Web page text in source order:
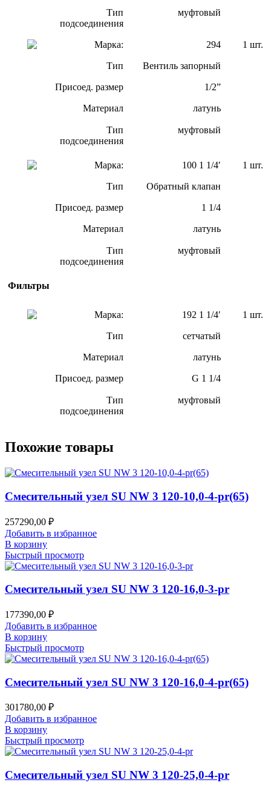
Тип
подсоединения
муфтовый
Марка: 294 1 шт.
Тип Вентиль запорный
Присоед. размер 1/2”
Материал латунь
Тип
подсоединения
муфтовый
Марка: 100 1 1/4′ 1 шт.
Тип Обратный клапан
Присоед. размер 1 1/4
Материал латунь
Тип
подсоединения
муфтовый
Фильтры
Марка: 192 1 1/4′ 1 шт.
Тип сетчатый
Материал латунь
Присоед. размер G 1 1/4
Тип
подсоединения
муфтовый
Похожие товары
Смесительный узел SU NW 3 120-10,0-4-pr(65)
257290,00 ₽
Добавить в избранное
В корзину
Быстрый просмотр
Смесительный узел SU NW 3 120-16,0-3-pr
177390,00 ₽
Добавить в избранное
В корзину
Быстрый просмотр
Смесительный узел SU NW 3 120-16,0-4-pr(65)
301780,00 ₽
Добавить в избранное
В корзину
Быстрый просмотр
Смесительный узел SU NW 3 120-25,0-4-pr